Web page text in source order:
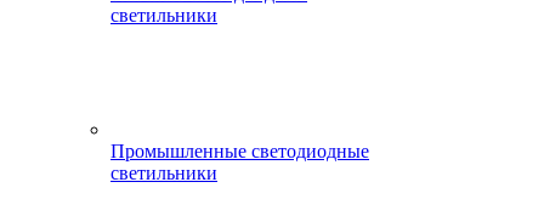
светильники
Промышленные светодиодные
светильники